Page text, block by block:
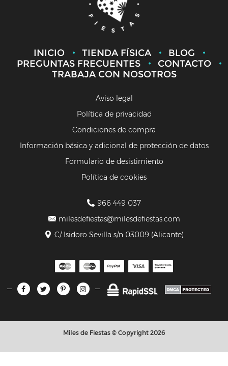
INICIO TIENDA FÍSICA
BLOG
PREGUNTAS FRECUENTES
CONTACTO
TRABAJA CON NOSOTROS
Aviso legal
Política de privacidad
Condiciones de compra
Información básica y adicional de protección de datos
Formulario de desistimiento
Política de cookies
966 449 037
milesdefiestas@milesdefiestas.com
C/ Isidoro Sevilla s/n 03009 (Alicante)
Miles de Fiestas © Copyright 2026